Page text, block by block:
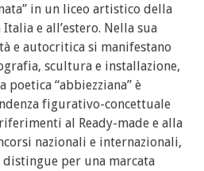
in un liceo artistico della
e all’estero. Nella sua
e autocritica si manifestano
scultura e installazione,
poetica “abbiezziana” è
figurativo-concettuale
al Ready-made e alla
nazionali e internazionali,
per una marcata